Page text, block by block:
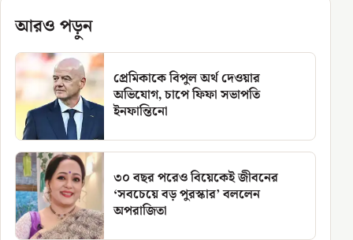
আরও পড়ুন
প্রেমিকাকে বিপুল অর্থ দেওয়ার
অভিযোগ, চাপে ফিফা সভাপতি
ইনফান্তিনো
৩০ বছর পরেও বিয়েকেই জীবনের
‘সবচেয়ে বড় পুরস্কার’ বললেন
অপরাজিতা